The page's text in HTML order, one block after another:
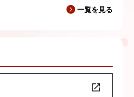
一覧を見る